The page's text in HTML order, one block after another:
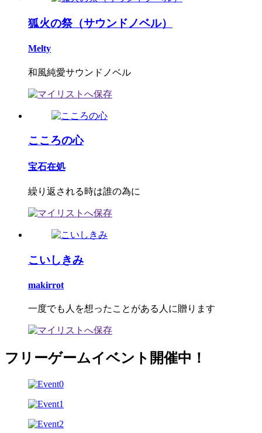
狐火の祭（サウンドノベル）
Melty
和風純愛サウンドノベル
こころの心
宝石在処
繰り返される時は誰の為に
こいしきみ
makirrot
一度でも人を想ったことがある人に贈ります
フリーゲームイベント開催中！